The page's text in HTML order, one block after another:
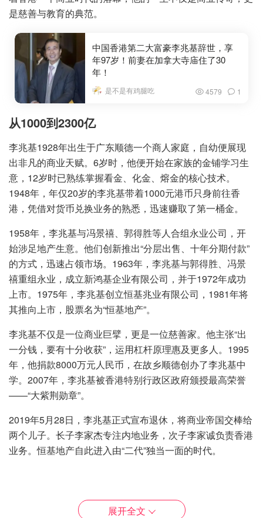
是慈善与教育的典范。
中国香港第二大富豪李兆基辞世，享
年97岁！前妻在加拿大寺庙住了30
年！
是不是有鸡腿吃 4579 1
从1000到2300亿
李兆基1928年出生于广东顺德一个商人家庭，自幼便展现
出非凡的商业天赋。6岁时，他便开始在家族的金铺学习生
意，12岁时已熟练掌握看金、化金、熔金的核心技术。
1948年，年仅20岁的李兆基带着1000元港币只身前往香
港，凭借对货币兑换业务的熟悉，迅速赚取了第一桶金。
1958年，李兆基与冯景禧、郭得胜等人合组永业公司，开
始涉足地产生意。他们创新推出“分层出售、十年分期付款”
的方式，迅速占领市场。1963年，李兆基与郭得胜、冯景
禧重组永业，成立新鸿基企业有限公司，并于1972年成功
上市。1975年，李兆基创立恒基兆业有限公司，1981年将
其推向上市，股票名为“恒基地产”。
李兆基不仅是一位商业巨擘，更是一位慈善家。他主张“出
一分钱，要有十分收获”，运用杠杆原理惠及更多人。1995
年，他捐款8000万元人民币，在故乡顺德创办了李兆基中
学。2007年，李兆基被香港特别行政区政府颁授最高荣誉
——“大紫荆勋章”。
2019年5月28日，李兆基正式宣布退休，将商业帝国交棒给
两个儿子。长子李家杰专注内地业务，次子李家诚负责香港
业务。恒基地产自此进入由“二代”独当一面的时代。
与李嘉诚的“世纪对决”
展开全文